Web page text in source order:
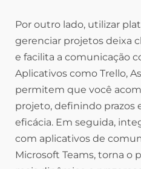
Por outro lado, utilizar
gerenciar projetos deixa
e facilita a comunicação
Aplicativos como Trello,
permitem que você
projeto, definindo prazos
eficácia. Em seguida,
com aplicativos de
Microsoft Teams, torna o